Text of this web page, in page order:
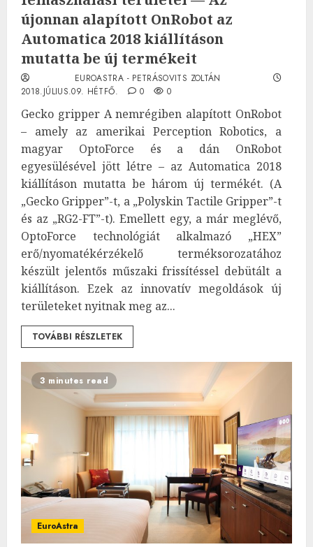
újonnan alapított OnRobot az
Automatica 2018 kiállításon
mutatta be új termékeit
EUROASTRA - PETRÁSOVITS ZOLTÁN
2018.JÚLIUS.09. HÉTFŐ.
0 0
Gecko gripper A nemrégiben alapított OnRobot
– amely az amerikai Perception Robotics, a
magyar OptoForce és a dán OnRobot
egyesülésével jött létre – az Automatica 2018
kiállításon mutatta be három új termékét. (A
„Gecko Gripper”-t, a „Polyskin Tactile Gripper”-t
és az „RG2-FT”-t). Emellett egy, a már meglévő,
OptoForce technológiát alkalmazó „HEX”
erő/nyomatékérzékelő terméksorozatához
készült jelentős műszaki frissítéssel debütált a
kiállításon. Ezek az innovatív megoldások új
területeket nyitnak meg az...
TOVÁBBI RÉSZLETEK
3 minutes read
EuroAstra